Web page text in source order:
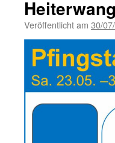
Veröffentlicht am 30/